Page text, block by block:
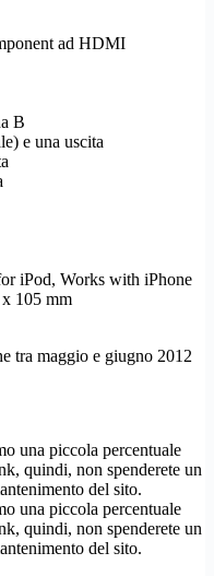
ad HDMI
B
e una uscita
iPod, Works with iPhone
105 mm
tra maggio e giugno 2012
una piccola percentuale
quindi, non spenderete un
del sito.
una piccola percentuale
quindi, non spenderete un
del sito.